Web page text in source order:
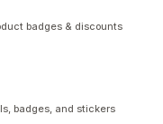
badges & discounts
badges, and stickers